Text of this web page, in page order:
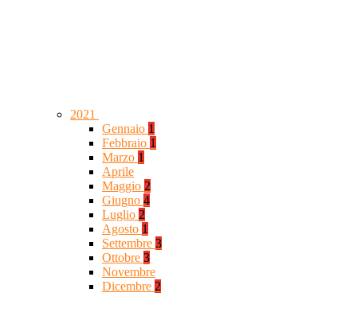
2021
Gennaio 1
Febbraio 1
Marzo 1
Aprile
Maggio 2
Giugno 4
Luglio 2
Agosto 1
Settembre 3
Ottobre 3
Novembre
Dicembre 2